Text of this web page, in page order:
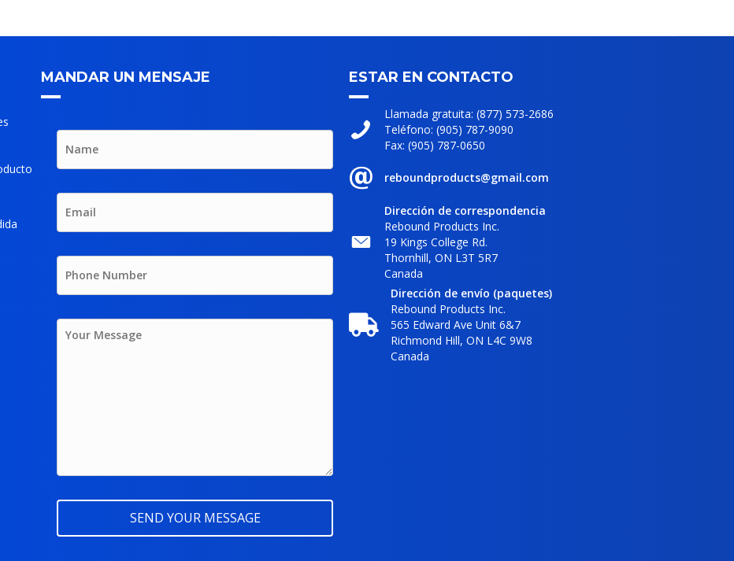
MANDAR UN MENSAJE ESTAR EN CONTACTO
Llamada gratuita: (877) 573-2686
Teléfono: (905) 787-9090
Fax: (905) 787-0650
reboundproducts@gmail.com
Dirección de correspondencia
Rebound Products Inc.
19 Kings College Rd.
Thornhill, ON L3T 5R7
Canada
Dirección de envío (paquetes)
Rebound Products Inc.
565 Edward Ave Unit 6&7
Richmond Hill, ON L4C 9W8
Canada